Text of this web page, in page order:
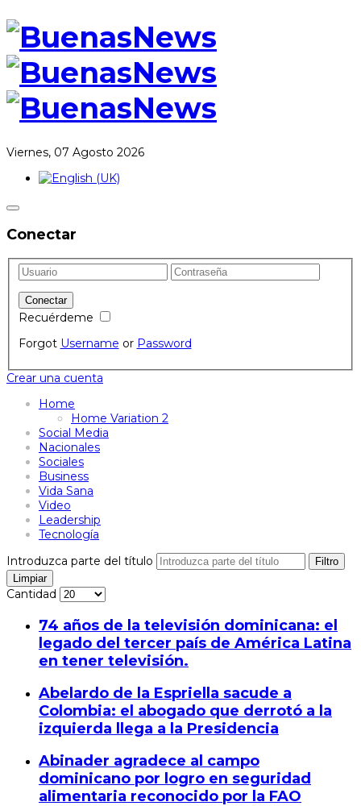
Viernes, 07 Agosto 2026
Conectar
Recuérdeme
Forgot Username or Password
Crear una cuenta
Home
Home Variation 2
Social Media
Nacionales
Sociales
Business
Vida Sana
Video
Leadership
Tecnología
Introduzca parte del título
Filtro
Limpiar
Cantidad
74 años de la televisión dominicana: el
legado del tercer país de América Latina
en tener televisión.
Abelardo de la Espriella sacude a
Colombia: el abogado que derrotó a la
izquierda llega a la Presidencia
Abinader agradece al campo
dominicano por logro en seguridad
alimentaria reconocido por la FAO